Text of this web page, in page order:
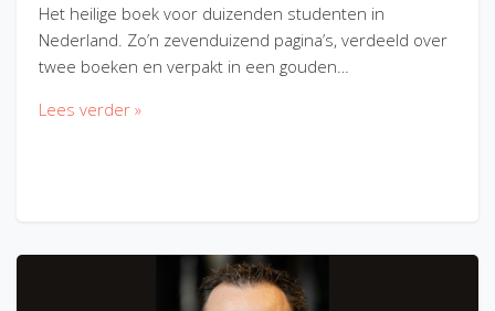
Het heilige boek voor duizenden studenten in
Nederland. Zo’n zevenduizend pagina’s, verdeeld over
twee boeken en verpakt in een gouden…
Lees verder »